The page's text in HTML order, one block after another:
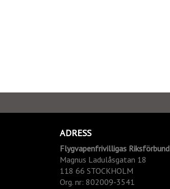
ADRESS
Flygvapenfrivilligas Riksförbund
Magnus Ladulåsgatan 18
118 66 STOCKHOLM
Org. nr: 802009-3541